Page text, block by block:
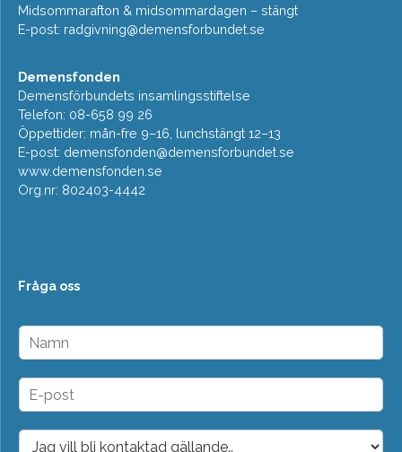
Midsommarafton & midsommardagen – stängt
E-post: radgivning@demensforbundet.se
Demensfonden
Demensförbundets insamlingsstiftelse
Telefon: 08-658 99 26
Öppettider: mån-fre 9–16, lunchstängt 12–13
E-post: demensfonden@demensforbundet.se
www.demensfonden.se
Org.nr: 802403-4442
Fråga oss
N
m
n
E
p
o
D